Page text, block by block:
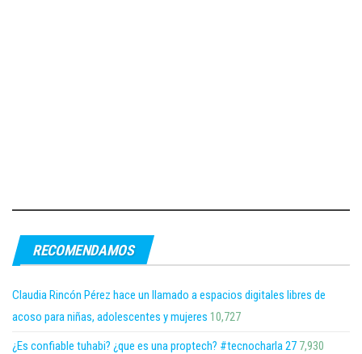
RECOMENDAMOS
Claudia Rincón Pérez hace un llamado a espacios digitales libres de
acoso para niñas, adolescentes y mujeres 10,727
¿Es confiable tuhabi? ¿que es una proptech? #tecnocharla 27 7,930